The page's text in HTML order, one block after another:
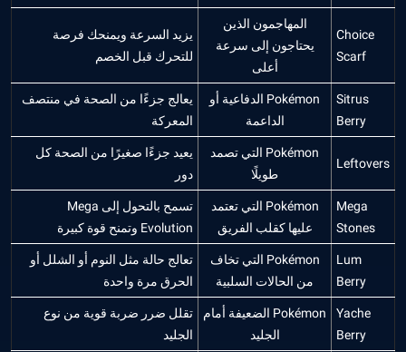
Choice
Scarf
المهاجمون الذين
يحتاجون إلى سرعة
أعلى
يزيد السرعة ويمنحك فرصة
للتحرك قبل الخصم
Sitrus
Berry
Pokémon الدفاعية أو
الداعمة
يعالج جزءًا من الصحة في منتصف
المعركة
Leftovers
Pokémon التي تصمد
طويلًا
يعيد جزءًا صغيرًا من الصحة كل
دور
Mega
Stones
Pokémon التي تعتمد
عليها كقلب الفريق
تسمح بالتحول إلى Mega
Evolution وتمنح قوة كبيرة
Lum
Berry
Pokémon التي تخاف
من الحالات السلبية
تعالج حالة مثل النوم أو الشلل أو
الحرق مرة واحدة
Yache
Berry
Pokémon الضعيفة أمام
الجليد
تقلل ضرر ضربة قوية من نوع
الجليد